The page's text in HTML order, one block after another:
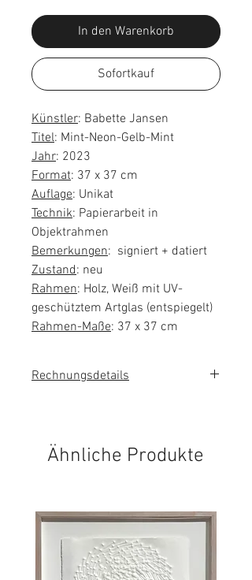
In den Warenkorb
Sofortkauf
Künstler: Babette Jansen
Titel: Mint-Neon-Gelb-Mint
Jahr: 2023
Format: 37 x 37 cm
Auflage: Unikat
Technik: Papierarbeit in
Objektrahmen
Bemerkungen: signiert + datiert
Zustand: neu
Rahmen: Holz, Weiß mit UV-
geschütztem Artglas (entspiegelt)
Rahmen-Maße: 37 x 37 cm
Rechnungsdetails
Ähnliche Produkte